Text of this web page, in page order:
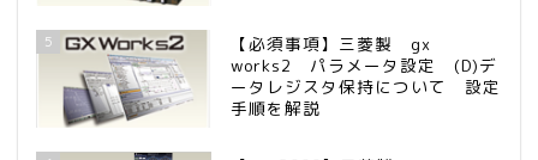
5
【必須事項】三菱製 gx
works2 パラメータ設定 (D)デ
ータレジスタ保持について 設定
手順を解説